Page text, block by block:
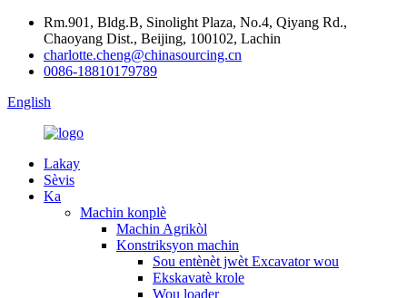
Rm.901, Bldg.B, Sinolight Plaza, No.4, Qiyang Rd.,
Chaoyang Dist., Beijing, 100102, Lachin
charlotte.cheng@chinasourcing.cn
0086-18810179789
English
Lakay
Sèvis
Ka
Machin konplè
Machin Agrikòl
Konstriksyon machin
Sou entènèt jwèt Excavator wou
Ekskavatè krole
Wou loader